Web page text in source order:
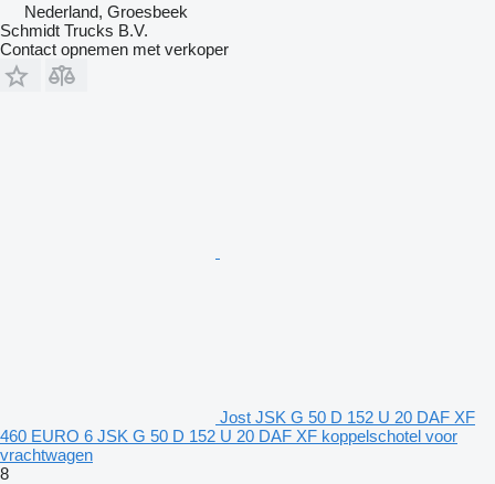
Nederland, Groesbeek
Schmidt Trucks B.V.
Contact opnemen met verkoper
Jost JSK G 50 D 152 U 20 DAF XF
460 EURO 6 JSK G 50 D 152 U 20 DAF XF koppelschotel voor
vrachtwagen
8